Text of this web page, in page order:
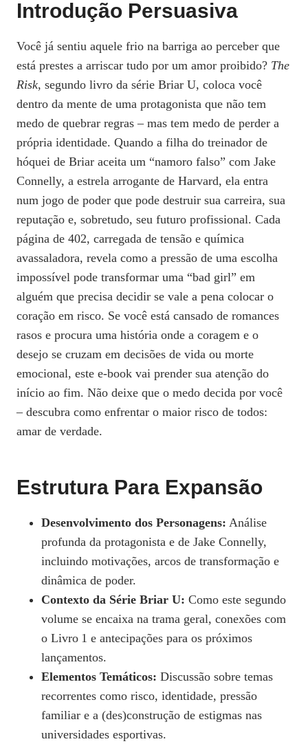
Introdução Persuasiva
Você já sentiu aquele frio na barriga ao perceber que
está prestes a arriscar tudo por um amor proibido? The
Risk, segundo livro da série Briar U, coloca você
dentro da mente de uma protagonista que não tem
medo de quebrar regras – mas tem medo de perder a
própria identidade. Quando a filha do treinador de
hóquei de Briar aceita um “namoro falso” com Jake
Connelly, a estrela arrogante de Harvard, ela entra
num jogo de poder que pode destruir sua carreira, sua
reputação e, sobretudo, seu futuro profissional. Cada
página de 402, carregada de tensão e química
avassaladora, revela como a pressão de uma escolha
impossível pode transformar uma “bad girl” em
alguém que precisa decidir se vale a pena colocar o
coração em risco. Se você está cansado de romances
rasos e procura uma história onde a coragem e o
desejo se cruzam em decisões de vida ou morte
emocional, este e‑book vai prender sua atenção do
início ao fim. Não deixe que o medo decida por você
– descubra como enfrentar o maior risco de todos:
amar de verdade.
Estrutura Para Expansão
Desenvolvimento dos Personagens: Análise
profunda da protagonista e de Jake Connelly,
incluindo motivações, arcos de transformação e
dinâmica de poder.
Contexto da Série Briar U: Como este segundo
volume se encaixa na trama geral, conexões com
o Livro 1 e antecipações para os próximos
lançamentos.
Elementos Temáticos: Discussão sobre temas
recorrentes como risco, identidade, pressão
familiar e a (des)construção de estigmas nas
universidades esportivas.